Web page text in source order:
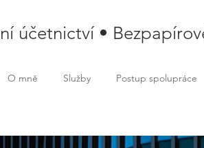
účetnictví •
O mně Služby Postup spolupráce